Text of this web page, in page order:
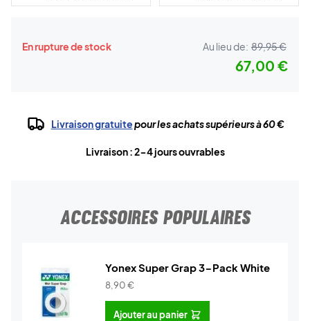
En rupture de stock Au lieu de: 89,95 €
67,00 €
Livraison gratuitepour les achats supérieurs à 60 €
Livraison : 2-4 jours ouvrables
ACCESSOIRES POPULAIRES
Yonex Super Grap 3-Pack White
8,90€
Ajouter au panier